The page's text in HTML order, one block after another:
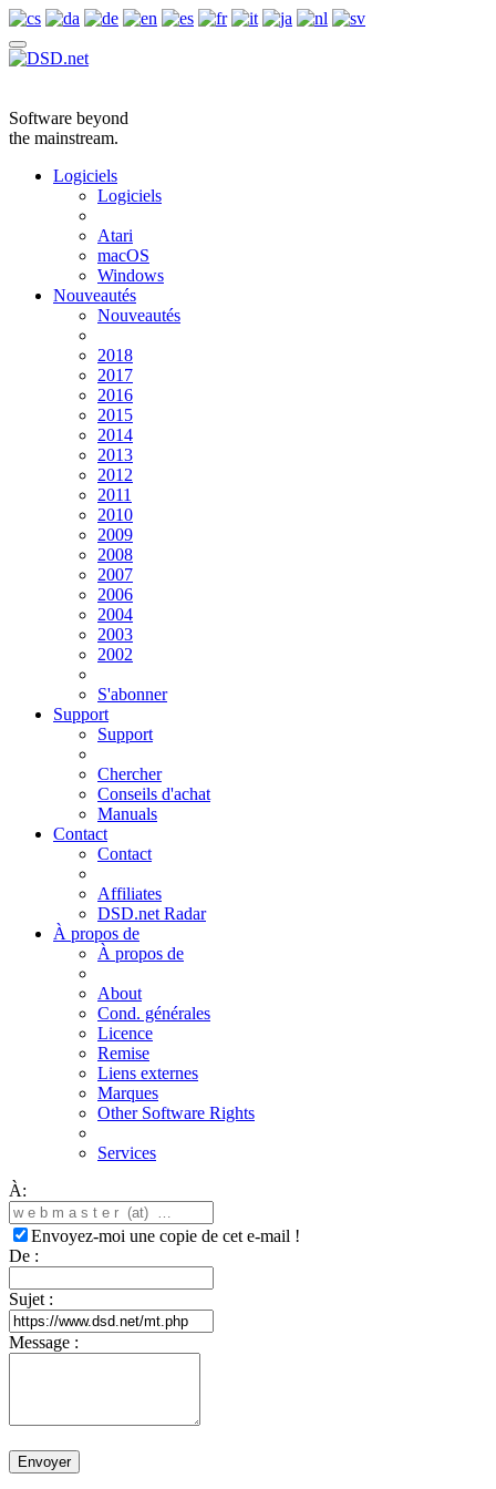
Software beyond
the mainstream.
Logiciels
Logiciels
Atari
macOS
Windows
Nouveautés
Nouveautés
2018
2017
2016
2015
2014
2013
2012
2011
2010
2009
2008
2007
2006
2004
2003
2002
S'abonner
Support
Support
Chercher
Conseils d'achat
Manuals
Contact
Contact
Affiliates
DSD.net Radar
À propos de
À propos de
About
Cond. générales
Licence
Remise
Liens externes
Marques
Other Software Rights
Services
À:
Envoyez-moi une copie de cet e-mail !
De :
Sujet :
Message :
Envoyer